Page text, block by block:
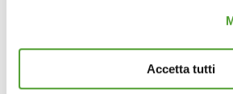
Approfondisci come vengono
Accetta tutti